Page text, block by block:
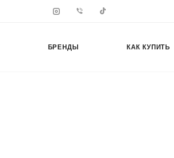
БРЕНДЫ КАК КУПИТЬ